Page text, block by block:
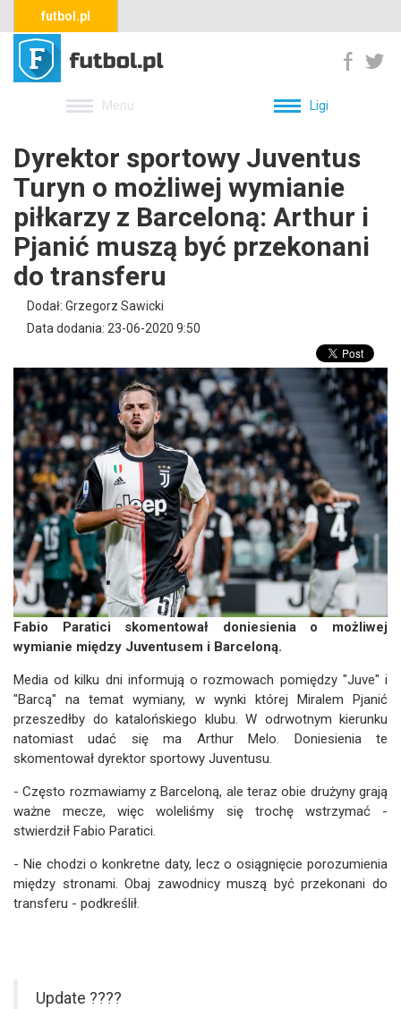
futbol.pl
Menu Ligi
Dyrektor sportowy Juventus
Turyn o możliwej wymianie
piłkarzy z Barceloną: Arthur i
Pjanić muszą być przekonani
do transferu
Dodał: Grzegorz Sawicki
Data dodania: 23-06-2020 9:50
Fabio Paratici skomentował doniesienia o możliwej
wymianie między Juventusem i Barceloną.
Media od kilku dni informują o rozmowach pomiędzy "Juve" i
"Barcą" na temat wymiany, w wynki której Miralem Pjanić
przeszedłby do katalońskiego klubu. W odrwotnym kierunku
natomiast udać się ma Arthur Melo. Doniesienia te
skomentował dyrektor sportowy Juventusu.
- Często rozmawiamy z Barceloną, ale teraz obie drużyny grają
ważne mecze, więc woleliśmy się trochę wstrzymać -
stwierdził Fabio Paratici.
- Nie chodzi o konkretne daty, lecz o osiągnięcie porozumienia
między stronami. Obaj zawodnicy muszą być przekonani do
transferu - podkreślił.
Update ????